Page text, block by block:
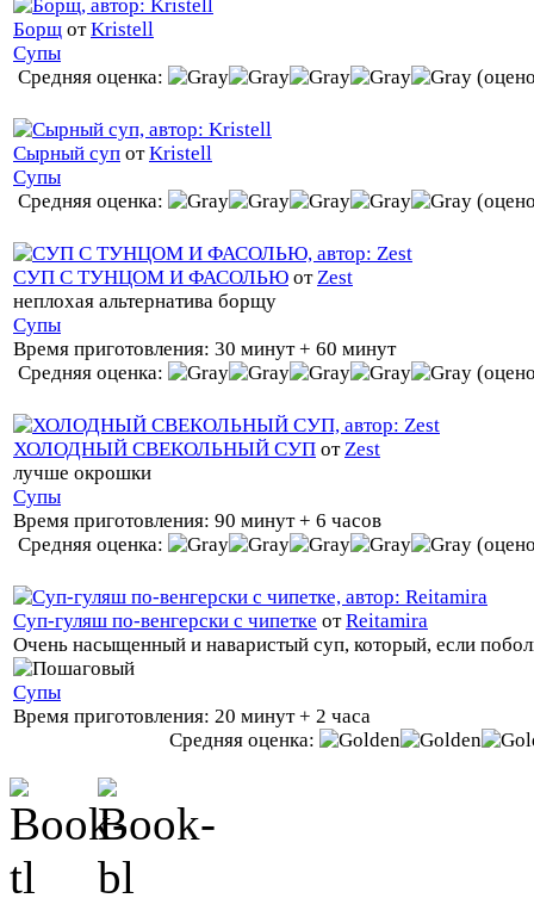
Борщ отKristell
Супы
Средняя оценка:
Сырный суп отKristell
Супы
Средняя оценка:
СУП С ТУНЦОМ И ФАСОЛЬЮ отZest
неплохая альтернатива борщу
Супы
Время приготовления: 30 минут + 60 минут
Средняя оценка:
ХОЛОДНЫЙ СВЕКОЛЬНЫЙ СУП отZest
лучше окрошки
Супы
Время приготовления: 90 минут + 6 часов
Средняя оценка:
Суп-гуляш по-венгерски с чипетке отReitamira
Очень насыщенный и наваристый суп, который, если
Супы
Время приготовления: 20 минут + 2 часа
Средняя оценка: